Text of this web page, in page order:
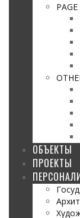
PAGE
ОБЪЕКТЫ
ПРОЕКТЫ